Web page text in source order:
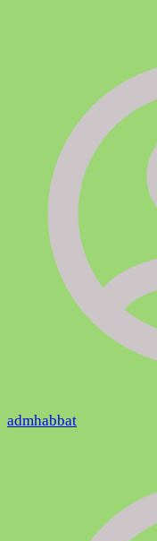
admhabbat